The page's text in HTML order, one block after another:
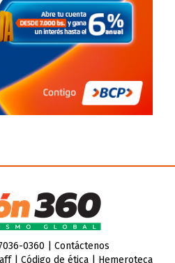
0360 | Contáctenos
| Código de ética| Hemeroteca